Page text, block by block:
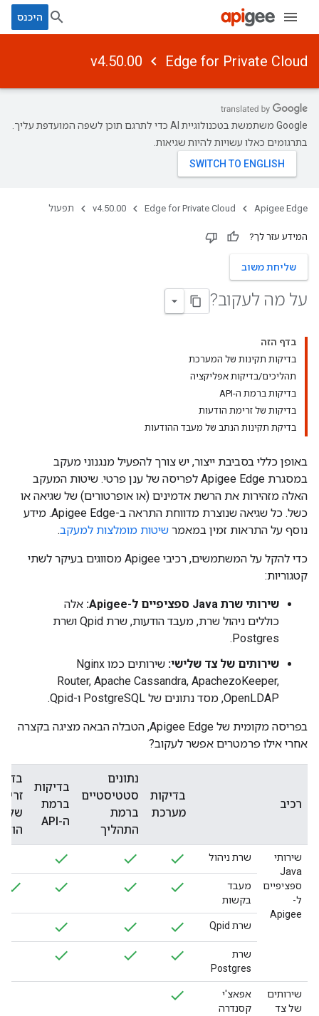
היכנס
Edge for Private Cloud
v4.50.00
‫Google משתמשת בטכנולוגיית AI כדי לתרגם תוכן לשפה המועדפת עליך.
בתרגומים כאלו עשויות להיות שגיאות.
Apigee Edge
Edge for Private Cloud
v4.50.00 תפעול
המידע עזר לך?
שליחת משוב
על מה לעקוב?
בדף הזה
בדיקות תקינות של המערכת
תהליכים/בדיקות אפליקציה
בדיקות ברמת ה-API
בדיקות של זרימת הודעות
בדיקת תקינות הנתב של מעבד ההודעות
באופן כללי בסביבת ייצור, יש צורך להפעיל מנגנוני מעקב
במסגרת Apigee Edge לפריסה של ענן פרטי. שיטות המעקב
האלה מזהירות את הרשת אדמינים (או אופרטורים) של שגיאה או
כשל. כל שגיאה שנוצרת מדווחת התראה ב-Apigee Edge. מידע
נוסף על התראות זמין במאמר שיטות מומלצות למעקב.
כדי להקל על המשתמשים, רכיבי Apigee מסווגים בעיקר לשתי
קטגוריות:
שירותי שרת Java ספציפיים ל-Apigee:
אלה
כוללים ניהול שרת, מעבד הודעות, שרת Qpid ושרת
Postgres.
שירותים של צד שלישי:
שירותים כמו Nginx
Router, Apache Cassandra, ApachezoKeeper,
OpenLDAP, מסד נתונים של PostgreSQL ו-Qpid.
בפריסה מקומית של Apigee Edge, הטבלה הבאה מציגה בקצרה
אחרי אילו פרמטרים אפשר לעקוב?
רכיב
בדיקות
מערכת
נתונים
סטטיסטיים
ברמת
התהליך
בדיקות
ברמת
ה-API
של
שירותי
Java
ספציפיים
ל-
Apigee
שרת ניהול
מעבד
בקשות
שרת Qpid
שרת
Postgres
שירותים
של צד
אפאצ'י
קסנדרה